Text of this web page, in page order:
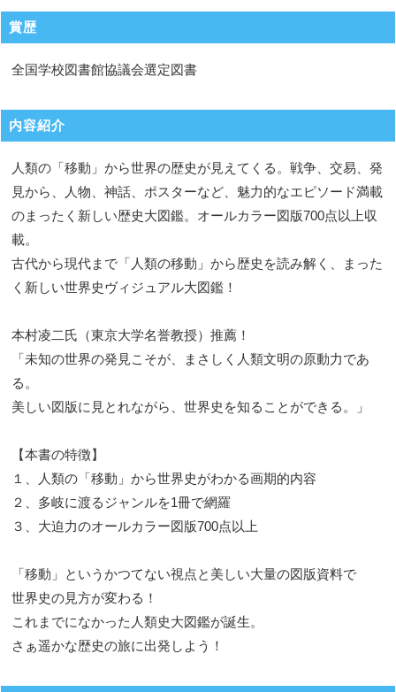
賞歴
全国学校図書館協議会選定図書
内容紹介
人類の「移動」から世界の歴史が見えてくる。戦争、交易、発
見から、人物、神話、ポスターなど、魅力的なエピソード満載
のまったく新しい歴史大図鑑。オールカラー図版700点以上収
載。
古代から現代まで「人類の移動」から歴史を読み解く、まった
く新しい世界史ヴィジュアル大図鑑！
本村凌二氏（東京大学名誉教授）推薦！
「未知の世界の発見こそが、まさしく人類文明の原動力であ
る。
美しい図版に見とれながら、世界史を知ることができる。」
【本書の特徴】
１、人類の「移動」から世界史がわかる画期的内容
２、多岐に渡るジャンルを1冊で網羅
３、大迫力のオールカラー図版700点以上
「移動」というかつてない視点と美しい大量の図版資料で
世界史の見方が変わる！
これまでになかった人類史大図鑑が誕生。
さぁ遥かな歴史の旅に出発しよう！